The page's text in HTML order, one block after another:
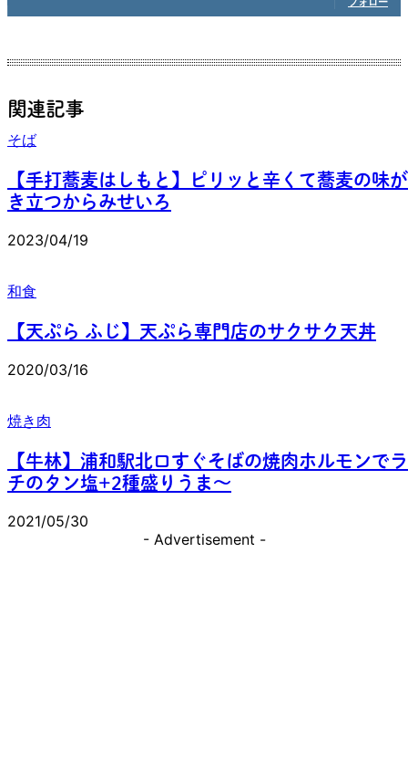
関連記事
そば
【手打蕎麦はしもと】ピリッと辛くて蕎麦の味
き立つからみせいろ
2023/04/19
和食
【天ぷら ふじ】天ぷら専門店のサクサク天丼
2020/03/16
焼き肉
【牛林】浦和駅北口すぐそばの焼肉ホルモンで
チのタン塩+2種盛りうま～
2021/05/30
- Advertisement -